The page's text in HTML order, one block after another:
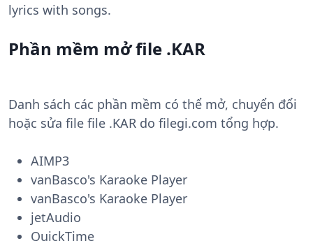
lyrics with songs.
Phần mềm mở file .KAR
Danh sách các phần mềm có thể mở, chuyển đổi
hoặc sửa file file .KAR do filegi.com tổng hợp.
AIMP3
vanBasco's Karaoke Player
vanBasco's Karaoke Player
jetAudio
QuickTime